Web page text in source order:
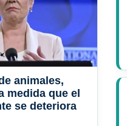
animales,
medida que el
se deteriora